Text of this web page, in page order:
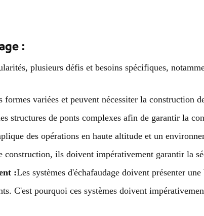
:
plusieurs défis et besoins spécifiques,
formes variées et peuvent nécessiter la construction
structures de ponts complexes afin de garantir la
des opérations en haute altitude et un
construction, ils doivent impérativement garantir la
:Les systèmes d'échafaudage doivent présenter
C'est pourquoi ces systèmes doivent